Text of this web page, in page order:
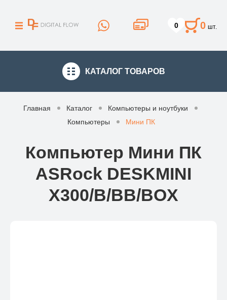
0 0 шт.
КАТАЛОГ ТОВАРОВ
Главная Каталог
Компьютеры и ноутбуки
Компьютеры
Мини ПК
Компьютер Мини ПК
ASRock DESKMINI
X300/B/BB/BOX